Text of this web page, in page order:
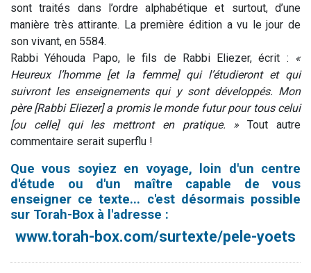
sont traités dans l’ordre alphabétique et surtout, d’une
manière très attirante. La première édition a vu le jour de
son vivant, en 5584.
Rabbi Yéhouda Papo, le fils de Rabbi Eliezer, écrit :
«
Heureux l’homme [et la femme] qui l’étudieront et qui
suivront les enseignements qui y sont développés. Mon
père [Rabbi Eliezer] a promis le monde futur pour tous celui
[ou celle] qui les mettront en pratique. »Tout autre
commentaire serait superflu !
Que vous soyiez en voyage, loin d'un centre
d'étude ou d'un maître capable de vous
enseigner ce texte... c'est désormais possible
sur Torah-Box à l'adresse :
www.torah-box.com/surtexte/pele-yoets